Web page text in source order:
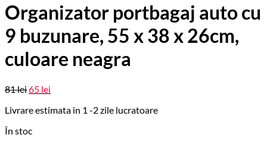
Organizator portbagaj auto cu
9 buzunare, 55 x 38 x 26cm,
culoare neagra
81leiPrețul
a
81 lei.
65 lei
este:
Livrare estimata in 1 -2 zile lucratoare
În stoc